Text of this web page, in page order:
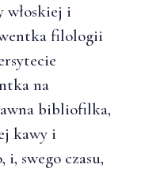
włoskiej i
filologii
na
bibliofilka,
kawy i
swego czasu,